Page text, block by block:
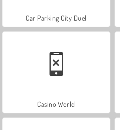
Car Parking City Duel
Casino World